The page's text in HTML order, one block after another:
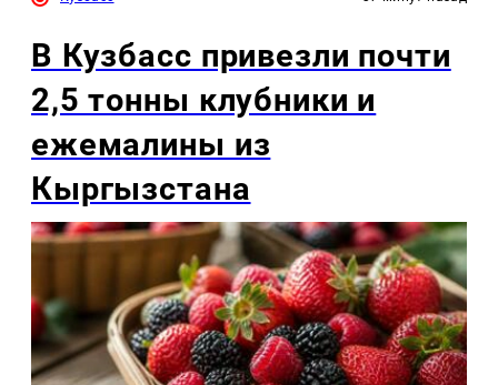
В Кузбасс привезли почти
2,5 тонны клубники и
ежемалины из
Кыргызстана